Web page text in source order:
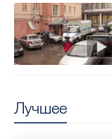
Лучшее